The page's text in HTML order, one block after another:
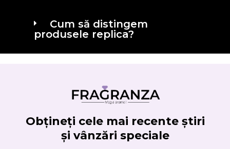
Cum să distingem
produsele replica?
Obțineți cele mai recente știri
și vânzări speciale